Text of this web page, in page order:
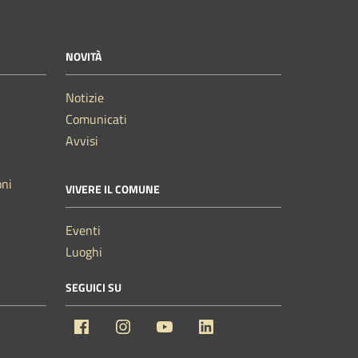
NOVITÀ
Notizie
Comunicati
Avvisi
VIVERE IL COMUNE
Eventi
Luoghi
SEGUICI SU
Facebook Instagram YouTube